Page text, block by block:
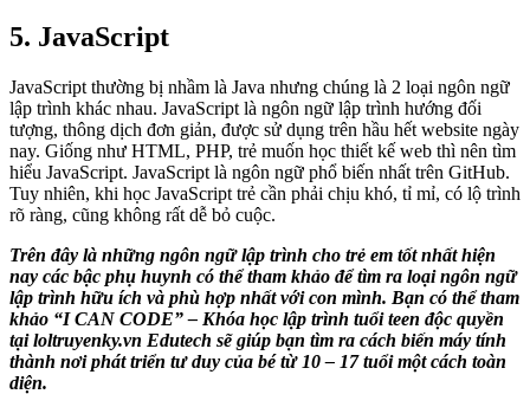
5. JavaScript
JavaScript thường bị nhầm là Java nhưng chúng là 2 loại ngôn ngữ
lập trình khác nhau. JavaScript là ngôn ngữ lập trình hướng đối
tượng, thông dịch đơn giản, được sử dụng trên hầu hết website ngày
nay. Giống như HTML, PHP, trẻ muốn học thiết kế web thì nên tìm
hiểu JavaScript. JavaScript là ngôn ngữ phổ biến nhất trên GitHub.
Tuy nhiên, khi học JavaScript trẻ cần phải chịu khó, tỉ mỉ, có lộ trình
rõ ràng, cũng không rất dễ bỏ cuộc.
Trên đây là những ngôn ngữ lập trình cho trẻ em tốt nhất hiện
nay các bậc phụ huynh có thể tham khảo để tìm ra loại ngôn ngữ
lập trình hữu ích và phù hợp nhất với con mình. Bạn có thể tham
khảo “I CAN CODE” – Khóa học lập trình tuổi teen độc quyền
tại loltruyenky.vn Edutech sẽ giúp bạn tìm ra cách biến máy tính
thành nơi phát triển tư duy của bé từ 10 – 17 tuổi một cách toàn
diện.